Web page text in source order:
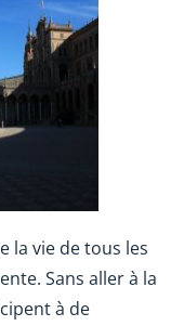
la vie de tous les
Sans aller à la
à de